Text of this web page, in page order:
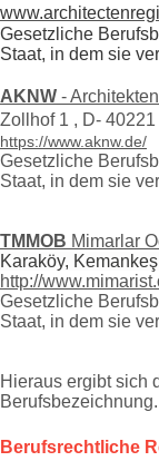
Gesetzliche
Staat, in dem sie
AKNW -
Zollhof 1 , D-
https://www.aknw.de/
Gesetzliche
Staat, in dem sie
TMMOB Mimarlar
Karaköy,
http://
Gesetzliche
Staat, in dem sie
Hieraus ergibt sich
Berufsbezeichnung.
Berufsrechtliche